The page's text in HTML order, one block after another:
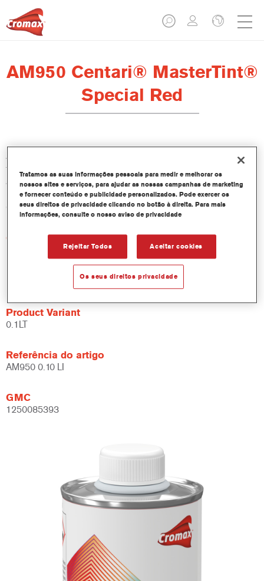
AM950 Centari® MasterTint®
Special Red
Aditivos para coloração de Vernizes Cromax. Fornece
tonalidades vivas e brilhantes às cores OEM que possuem um
alto brilho e efeito quando necessitam ser reparadas,
independentemente de usar Base Bicamada Cromax Pro,
Cromax ou Centari.
Características do produto
Embalado em frascos de 100 ml.
Fácil manuseio e vazamento.
Disponível em diferentes cores.
Product Variant
0.1LT
Referência do artigo
AM950 0.10 LI
GMC
1250085393
Tratamos as suas informações pessoais para medir e melhorar os
nossos sites e serviços, para ajudar as nossas campanhas de marketing
e fornecer conteúdo e publicidade personalizados. Pode exercer os
seus direitos de privacidade clicando no botão à direita. Para mais
informações, consulte o nosso aviso de privacidade
Rejeitar Todos Aceitar cookies
Os seus direitos privacidade